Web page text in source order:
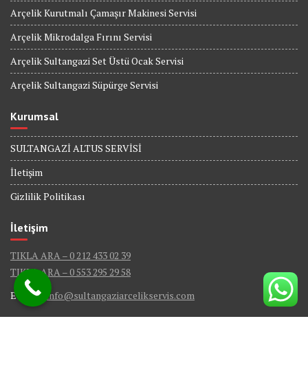
Arçelik Kurutmalı Çamaşır Makinesi Servisi
Arçelik Mikrodalga Fırını Servisi
Arçelik Sultangazi Set Üstü Ocak Servisi
Arçelik Sultangazi Süpürge Servisi
Kurumsal
SULTANGAZİ ALTUS SERVİSİ
İletişim
Gizlilik Politikası
İletişim
TIKLA ARA – 0 212 433 02 39
TIKLA ARA – 0 553 295 29 58
E-Mail : info@sultangaziarcelikservis.com